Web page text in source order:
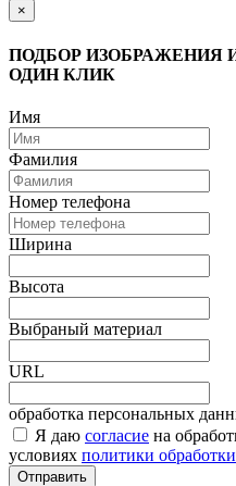
×
ПОДБОР ИЗОБРАЖЕНИЯ
ОДИН КЛИК
Имя
Фамилия
Номер телефона
Ширина
Высота
Выбраный материал
URL
обработка персональных
Я даю согласие на
условиях политики обработки
Отправить